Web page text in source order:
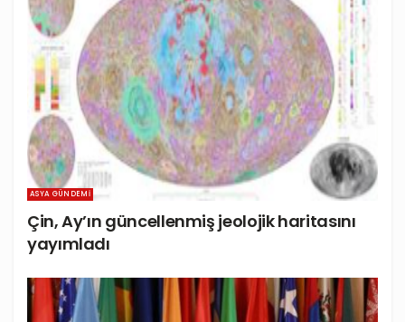
ASYA GÜNDEMI
Çin, Ay’ın güncellenmiş jeolojik haritasını
yayımladı